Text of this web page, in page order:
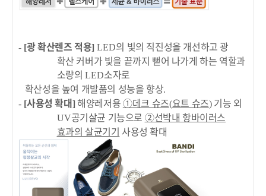
- [광 확산렌즈 적용]LED의 빛의 직진성을 개선하고 광
확산 커버가 빛을 끝까지 뻗어 나가게 하는 역할과
소량의LED소자로
확산성을 높여 개발품의 성능을 향상.
- [사용성 확대] 해양레저용①데크 슈즈(요트 슈즈) 기능 외
UV공기살균 기능으로 ②선박내 항바이러스
효과의 살균기기 사용성 확대